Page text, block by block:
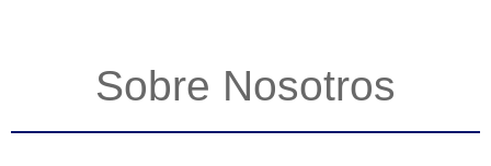
Sobre Nosotros